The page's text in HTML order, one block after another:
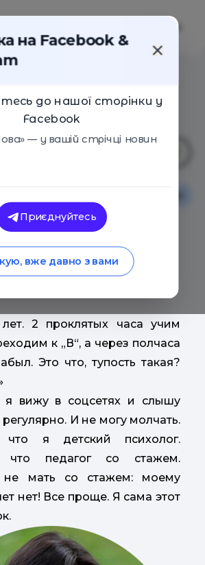
от лица
2 проклятых часа учим
к „В“, а через полчаса
Это что, тупость такая?
я вижу в соцсетях и слышу
И не могу молчать.
я детский психолог.
педагог со стажем.
мать со стажем: моему
нет! Все проще. Я сама этот
на Facebook &
до нашої сторінки у
Facebook
— у вашій стрічці новин
Приєднуйтесь
вже давно з вами